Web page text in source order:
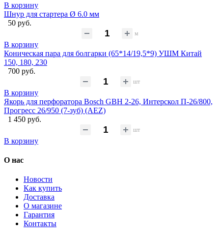
В корзину
Шнур для стартера Ø 6.0 мм
50 руб.
м
В корзину
Коническая пара для болгарки (65*14/19,5*9) УШМ Китай
150, 180, 230
700 руб.
шт
В корзину
Якорь для перфоратора Bosch GBH 2-26, Интерскол П-26/800,
Прогресс 26/950 (7-зуб) (AEZ)
1 450 руб.
шт
В корзину
О нас
Новости
Как купить
Доставка
О магазине
Гарантия
Контакты